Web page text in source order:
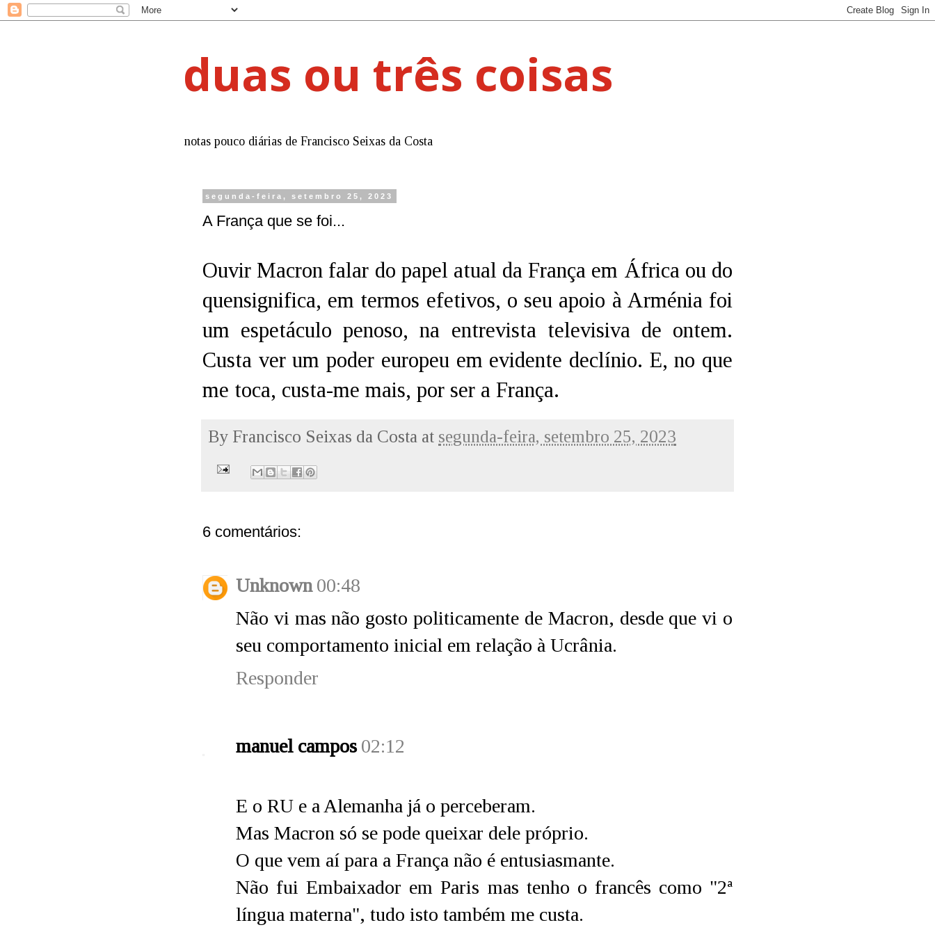
duas ou três coisas
notas pouco diárias de Francisco Seixas da Costa
segunda-feira, setembro 25, 2023
A França que se foi...
Ouvir Macron falar do papel atual da França em África ou do
quensignifica, em termos efetivos, o seu apoio à Arménia foi
um espetáculo penoso, na entrevista televisiva de ontem.
Custa ver um poder europeu em evidente declínio. E, no que
me toca, custa-me mais, por ser a França.
By Francisco Seixas da Costa at segunda-feira, setembro 25, 2023
6 comentários:
Unknown 00:48
Não vi mas não gosto politicamente de Macron, desde que vi o
seu comportamento inicial em relação à Ucrânia.
Responder
manuel campos 02:12
E o RU e a Alemanha já o perceberam.
Mas Macron só se pode queixar dele próprio.
O que vem aí para a França não é entusiasmante.
Não fui Embaixador em Paris mas tenho o francês como "2ª
língua materna", tudo isto também me custa.